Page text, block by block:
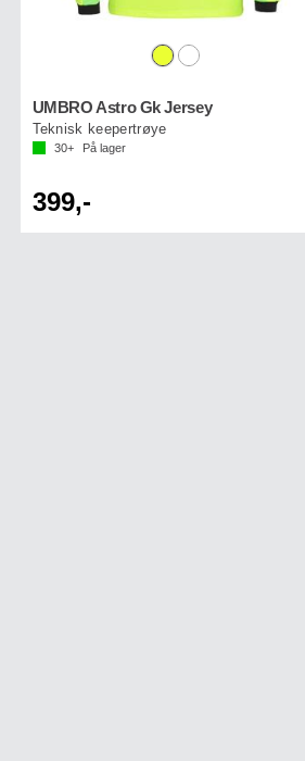
UMBRO Astro Gk Jersey
Teknisk keepertrøye
30+ På lager
399,-